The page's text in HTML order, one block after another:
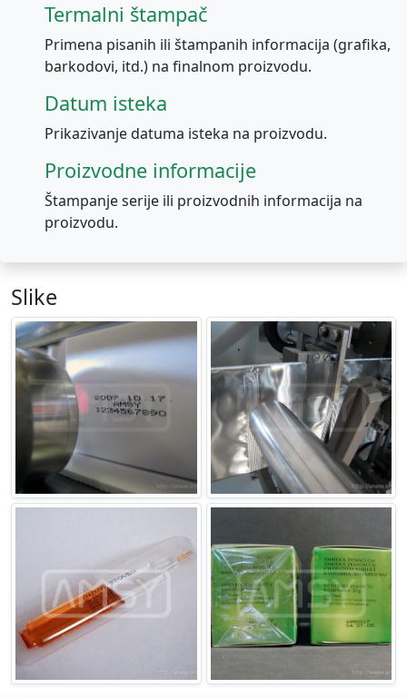
Termalni štampač
Primena pisanih ili štampanih informacija (grafika,
barkodovi, itd.) na finalnom proizvodu.
Datum isteka
Prikazivanje datuma isteka na proizvodu.
Proizvodne informacije
Štampanje serije ili proizvodnih informacija na
proizvodu.
Slike